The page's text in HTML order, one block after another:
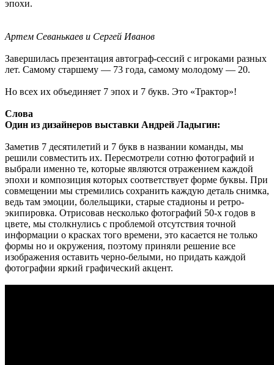
эпохи.
Артем Севанькаев и Сергей Иванов
Завершилась презентация автограф-сессий с игроками разных
лет. Самому старшему — 73 года, самому молодому — 20.
Но всех их объединяет 7 эпох и 7 букв. Это «Трактор»!
Слова
Один из дизайнеров выставки Андрей Ладыгин:
Заметив 7 десятилетий и 7 букв в названии команды, мы
решили совместить их. Пересмотрели сотню фотографий и
выбрали именно те, которые являются отражением каждой
эпохи и композиция которых соответствует форме буквы. При
совмещении мы стремились сохранить каждую деталь снимка,
ведь там эмоции, болельщики, старые стадионы и ретро-
экипировка. Отрисовав несколько фотографий 50-х годов в
цвете, мы столкнулись с проблемой отсутствия точной
информации о красках того времени, это касается не только
формы но и окружения, поэтому приняли решение все
изображения оставить черно-белыми, но придать каждой
фотографии яркий графический акцент.